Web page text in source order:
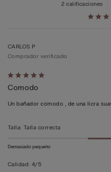
2 calificaciones
Calificación
de
5
5
CARLOS P
Comprador verificado
Comodo
Un bañador cómodo , de una licra
Talla: Talla correcta
Demasiado pequeño
Calidad: 4/5